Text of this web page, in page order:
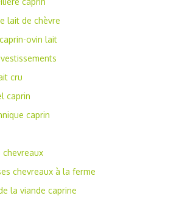
lait de chèvre
ovin lait
cru
caprin
caprin
chevreaux à la ferme
la viande caprine